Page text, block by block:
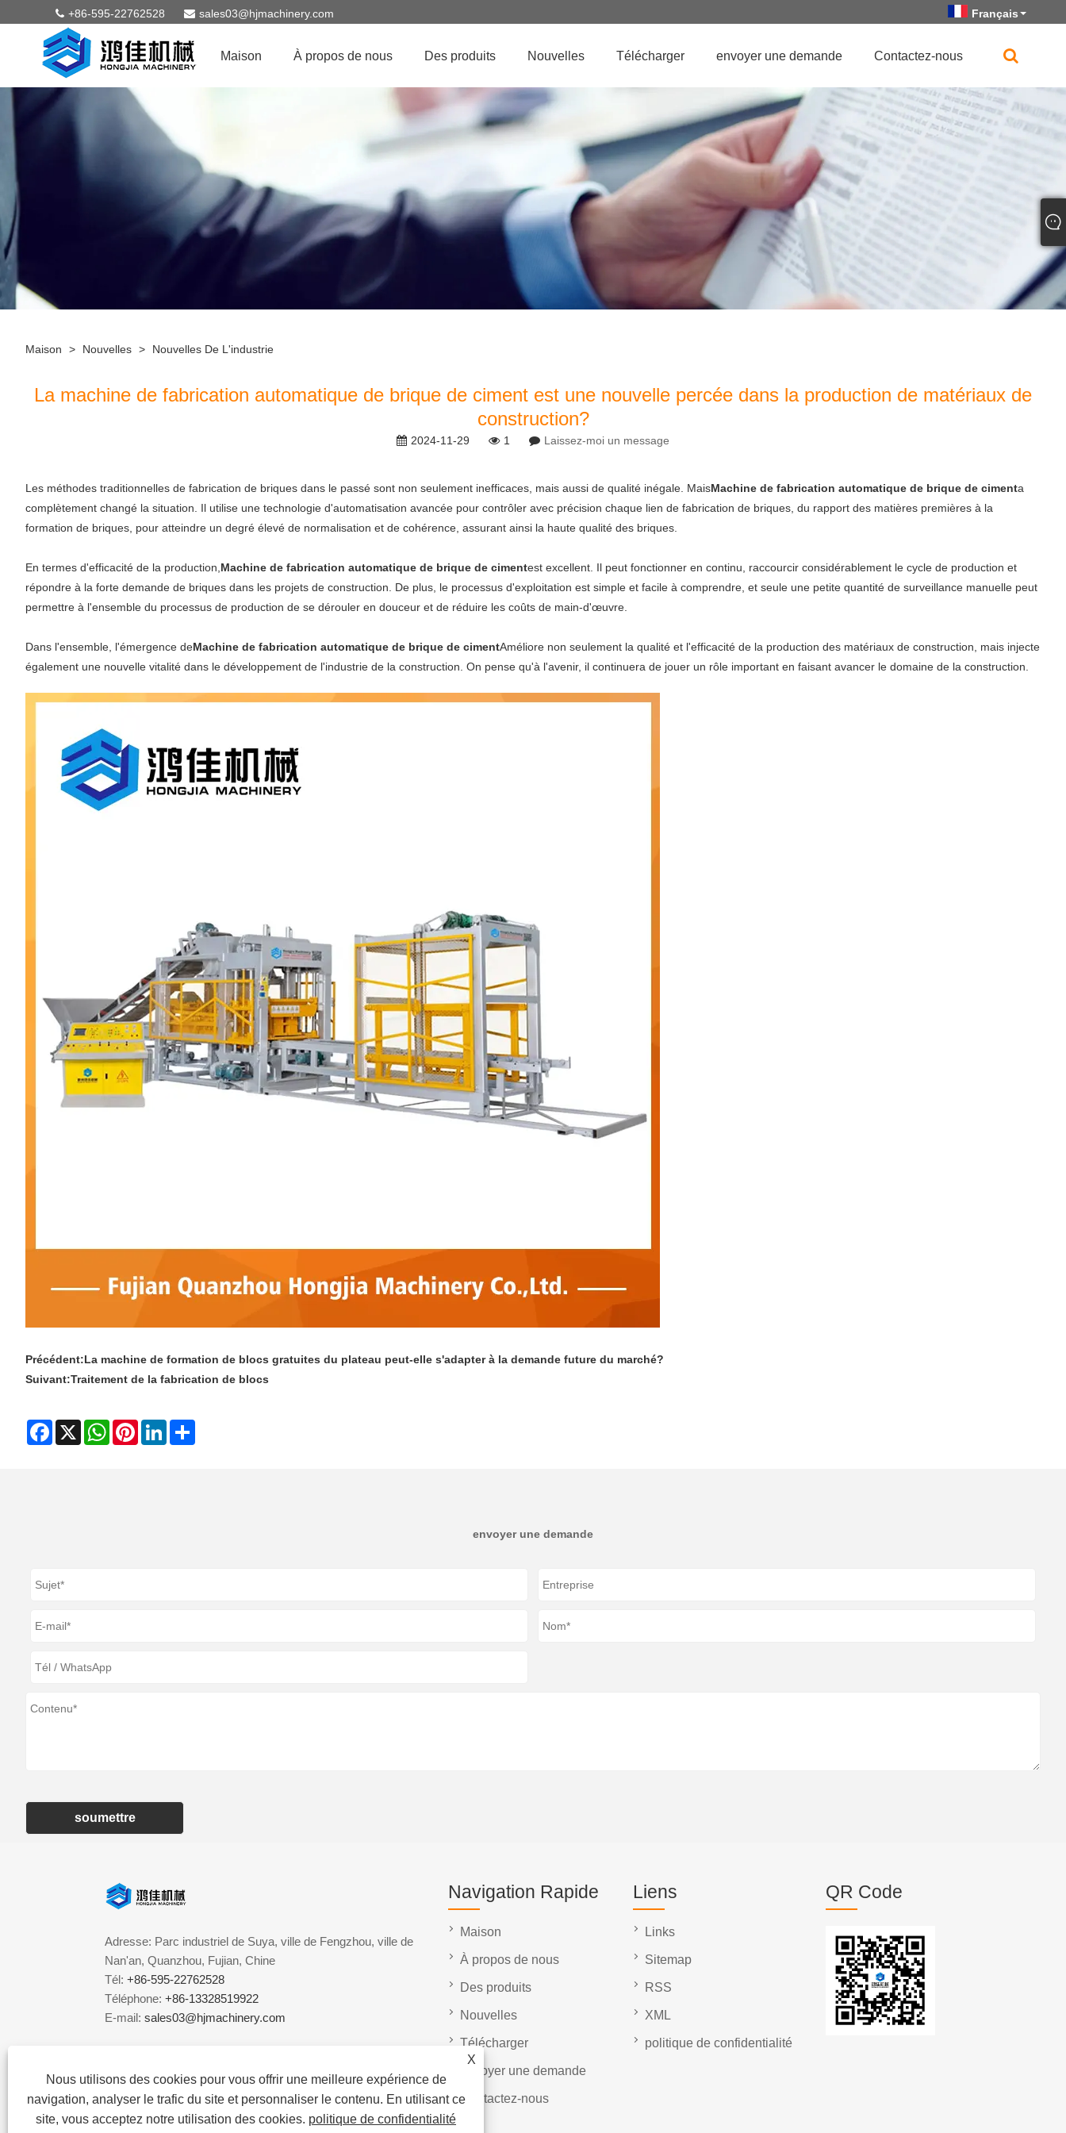
+86-595-22762528 sales03@hjmachinery.com Français
Maison À propos de nous Des produits Nouvelles Télécharger envoyer une demande Contactez-nous
Maison > Nouvelles > Nouvelles De L'industrie
La machine de fabrication automatique de brique de ciment est une nouvelle percée dans la production de matériaux de
construction?
2024-11-29 1 Laissez-moi un message
Les méthodes traditionnelles de fabrication de briques dans le passé sont non seulement inefficaces, mais aussi de qualité inégale. MaisMachine de fabrication automatique de brique de cimenta
complètement changé la situation. Il utilise une technologie d'automatisation avancée pour contrôler avec précision chaque lien de fabrication de briques, du rapport des matières premières à la
formation de briques, pour atteindre un degré élevé de normalisation et de cohérence, assurant ainsi la haute qualité des briques.
En termes d'efficacité de la production, Machine de fabrication automatique de brique de cimentest excellent. Il peut fonctionner en continu, raccourcir considérablement le cycle de production et
répondre à la forte demande de briques dans les projets de construction. De plus, le processus d'exploitation est simple et facile à comprendre, et seule une petite quantité de surveillance manuelle peut
permettre à l'ensemble du processus de production de se dérouler en douceur et de réduire les coûts de main-d'œuvre.
Dans l'ensemble, l'émergence deMachine de fabrication automatique de brique de cimentAméliore non seulement la qualité et l'efficacité de la production des matériaux de construction, mais injecte
également une nouvelle vitalité dans le développement de l'industrie de la construction. On pense qu'à l'avenir, il continuera de jouer un rôle important en faisant avancer le domaine de la construction.
Précédent:La machine de formation de blocs gratuites du plateau peut-elle s'adapter à la demande future du marché?
Suivant:Traitement de la fabrication de blocs
Facebook
X WhatsAppPinterestLinkedIn
envoyer une demande
soumettre
X
Nous utilisons des cookies pour vous offrir une meilleure expérience de
navigation, analyser le trafic du site et personnaliser le contenu. En utilisant ce
site, vous acceptez notre utilisation des cookies. politique de confidentialité
Adresse: Parc industriel de Suya, ville de Fengzhou, ville de
Nan'an, Quanzhou, Fujian, Chine
Tél: +86-595-22762528
Téléphone: +86-13328519922
E-mail: sales03@hjmachinery.com
Navigation Rapide
Maison
À propos de nous
Des produits
Nouvelles
Télécharger
envoyer une demande
Contactez-nous
Liens
Links
Sitemap
RSS
XML
politique de confidentialité
QR Code